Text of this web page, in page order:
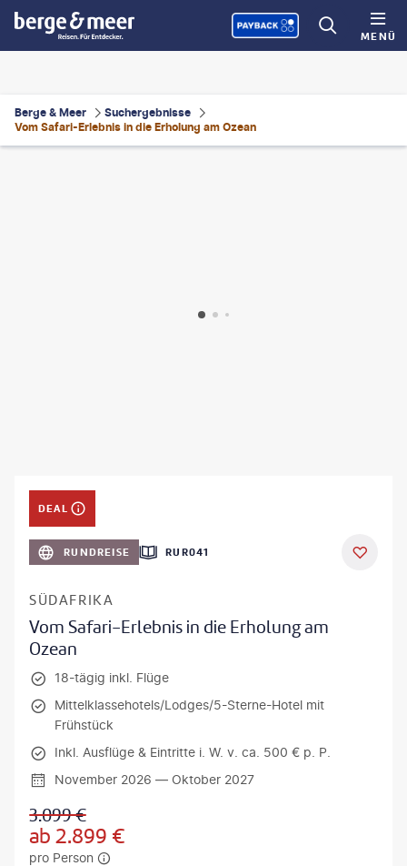
MENÜ
Berge & Meer
Suchergebnisse
Vom Safari-Erlebnis in die Erholung am Ozean
DEAL
RUNDREISE RUR041
SÜDAFRIKA
Vom Safari-Erlebnis in die Erholung am
Ozean
18-tägig inkl. Flüge
Mittelklassehotels/Lodges/5-Sterne-Hotel mit
Frühstück
Inkl. Ausflüge & Eintritte i. W. v. ca. 500 € p. P.
November 2026 — Oktober 2027
3.099€
ab2.899 €
pro Person